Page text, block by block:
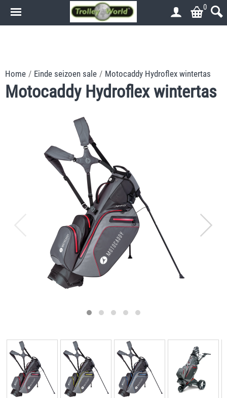
0
Home / Einde seizoen sale / Motocaddy Hydroflex wintertas
Motocaddy Hydroflex wintertas